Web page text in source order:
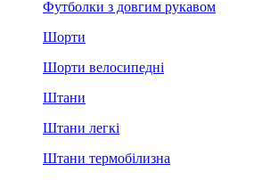
Футболки з довгим рукавом
Шорти
Шорти велосипедні
Штани
Штани легкі
Штани термобілизна